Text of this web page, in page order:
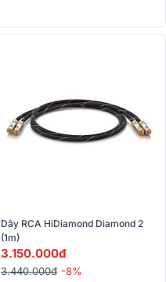
Dây RCA HiDiamond Diamond 2
(1m)
3.150.000đ
3.440.000đ -8%